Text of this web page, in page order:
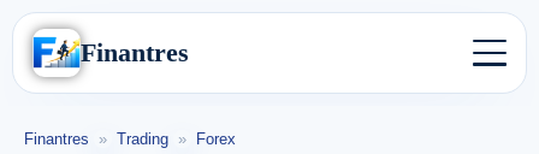
Finantres
Finantres » Trading » Forex